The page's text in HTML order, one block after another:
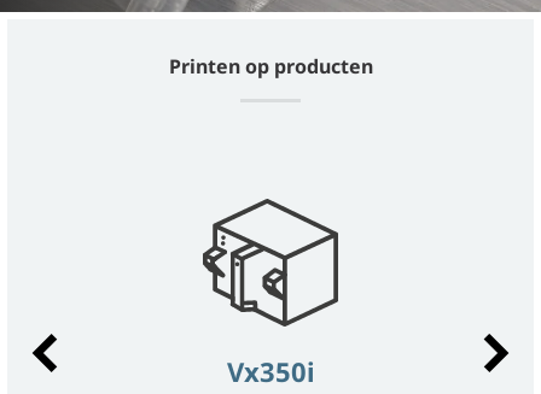
Printen op producten
Vx350i